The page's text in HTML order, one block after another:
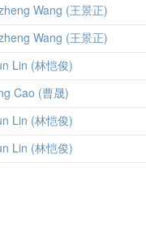
Wang (王景正)
Wang (王景正)
Lin (林恺俊)
Cao (曹晟)
Lin (林恺俊)
Lin (林恺俊)